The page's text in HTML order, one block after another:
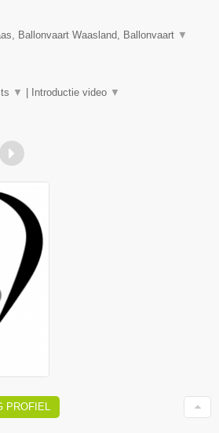
Ballonvaart Waasland, Ballonvaart ▼
▼ | Introductie video ▼